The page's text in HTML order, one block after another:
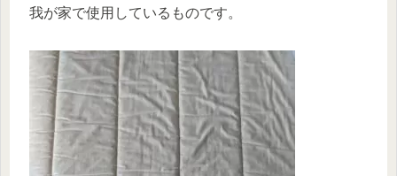
我が家で使用しているものです。